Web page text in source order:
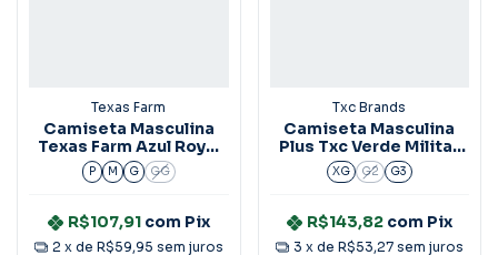
Texas Farm
Camiseta Masculina
Texas Farm Azul Royal
CM589
P M G GG
R$107,91 com Pix
2 x de R$59,95 sem juros
Txc Brands
Camiseta Masculina
Plus Txc Verde Militar
19729
XG G2 G3
R$143,82 com Pix
3 x de R$53,27 sem juros